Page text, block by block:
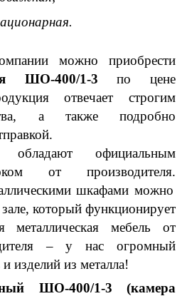
можно приобрести
ШО-400/1-3по цене
отвечает строгим
а также подробно
обладают официальным
от производителя.
шкафами можно
который функционирует
металлическая мебель от
– у нас огромный
изделий из металла!
ШО-400/1-3
(камера